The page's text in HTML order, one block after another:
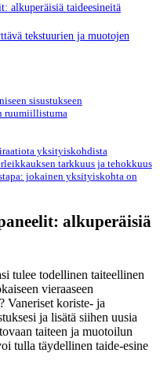
alkuperäisiä taideesineitä
tekstuurien ja muotojen
sisustukseen
ruumiillistuma
yksityiskohdista
tarkkuus ja tehokkuus
jokainen yksityiskohta on
alkuperäisiä
tulee todellinen taiteellinen
vieraaseen
Vaneriset koriste- ja
ja lisätä siihen uusia
taiteen ja muotoilun
tulla täydellinen taide-esine